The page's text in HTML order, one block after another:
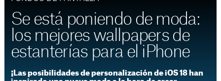
Se está poniendo de moda:
los mejores wallpapers de
estanterías para el iPhone
¡Las posibilidades de personalización de iOS 18 han